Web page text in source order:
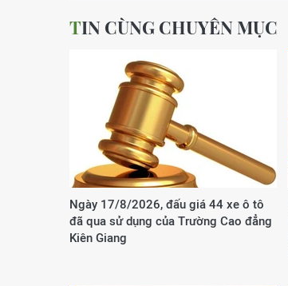
TIN CÙNG CHUYÊN MỤC
Ngày 17/8/2026, đấu giá 44 xe ô tô
đã qua sử dụng của Trường Cao đẳng
Kiên Giang